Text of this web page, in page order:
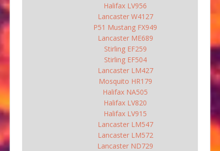
Halifax LV956
Lancaster W4127
P51 Mustang FX949
Lancaster ME689
Stirling EF259
Stirling EF504
Lancaster LM427
Mosquito HR179
Halifax NA505
Halifax LV820
Halifax LV915
Lancaster LM547
Lancaster LM572
Lancaster ND729